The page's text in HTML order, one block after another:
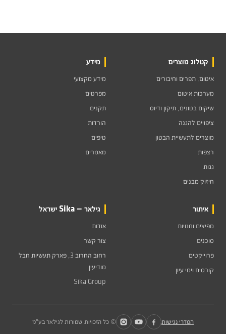
קטלוג מוצרים
איטום, תפרים וחיבורים
מערכות איטום
שיקום בטונים, תיקון ודיוס
ציפויים להגנה
מוצרים לתעשיית הבטון
רצפות
גגות
חיזוק מבנים
מידע
מידע מקצועי
מפרטים
תקנים
הורדות
טיפים
מאמרים
איתור
מפיצים וחנויות
סוכנים
פרוייקטים
קורסים וימי עיון
גילאר — Sika ישראל
אודות
צור קשר
רחוב החרוב 3, פארק תעשיות חבל
מודיעין
Sika Group
הסדרי נגישות © כל הזכויות שמורות לגילאר בע"מ